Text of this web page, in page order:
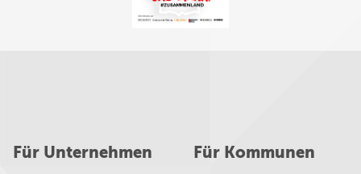
Für Unternehmen Für Kommunen